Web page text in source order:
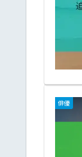
俳優